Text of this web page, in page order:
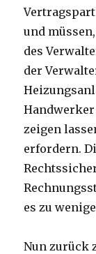
und
des
der
zeigen
erfordern.
es zu
Nun zurück